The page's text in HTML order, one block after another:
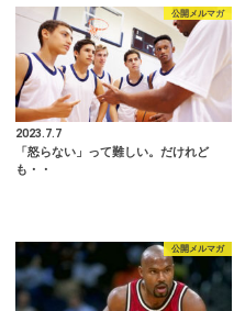
公開メルマガ
2023.7.7
「怒らない」って難しい。だけれど
も・・
公開メルマガ